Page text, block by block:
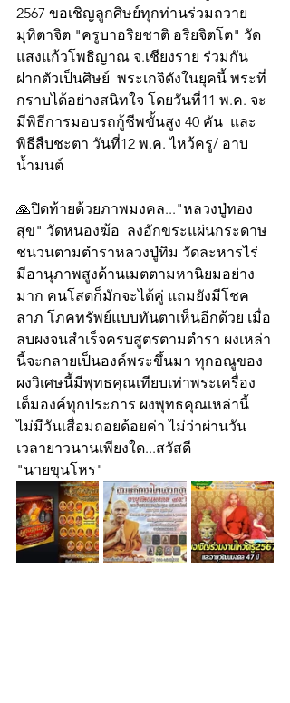
2567 ขอเชิญลูกศิษย์ทุกท่านร่วมถวาย
มุทิตาจิต "ครูบาอริยชาติ อริยจิตโต" วัด
แสงแก้วโพธิญาณ จ.เชียงราย ร่วมกัน
ฝากตัวเป็นศิษย์  พระเกจิดังในยุคนี้ พระที่
กราบได้อย่างสนิทใจ โดยวันที่11 พ.ค. จะ
มีพิธีการมอบรถกู้ชีพขั้นสูง 40 คัน  และ
พิธีสืบชะตา วันที่12 พ.ค. ไหว้ครู/ อาบ
น้ำมนต์
🙏ปิดท้ายด้วยภาพมงคล..."หลวงปู่ทอง
สุข" วัดหนองฆ้อ  ลงอักขระแผ่นกระดาษ
ชนวนตามตำราหลวงปู่ทิม วัดละหารไร่
มีอานุภาพสูงด้านเมตตามหานิยมอย่าง
มาก คนโสดก็มักจะได้คู่ แถมยังมีโชค
ลาภ โภคทรัพย์แบบทันตาเห็นอีกด้วย เมื่อ
ลบผงจนสำเร็จครบสูตรตามตำรา ผงเหล่า
นี้จะกลายเป็นองค์พระขึ้นมา ทุกอณูของ
ผงวิเศษนี้มีพุทธคุณเทียบเท่าพระเครื่อง
เต็มองค์ทุกประการ ผงพุทธคุณเหล่านี้
ไม่มีวันเสื่อมถอยด้อยค่า ไม่ว่าผ่านวัน
เวลายาวนานเพียงใด...สวัสดี
"นายขุนโหร"